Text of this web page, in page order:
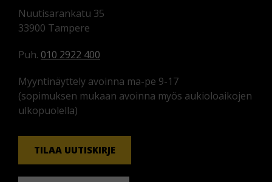
Nuutisarankatu 35
33900 Tampere
Puh. 010 2922 400
Myyntinäyttely avoinna ma-pe 9-17
(sopimuksen mukaan avoinna myös aukioloaikojen
ulkopuolella)
TILAA UUTISKIRJE